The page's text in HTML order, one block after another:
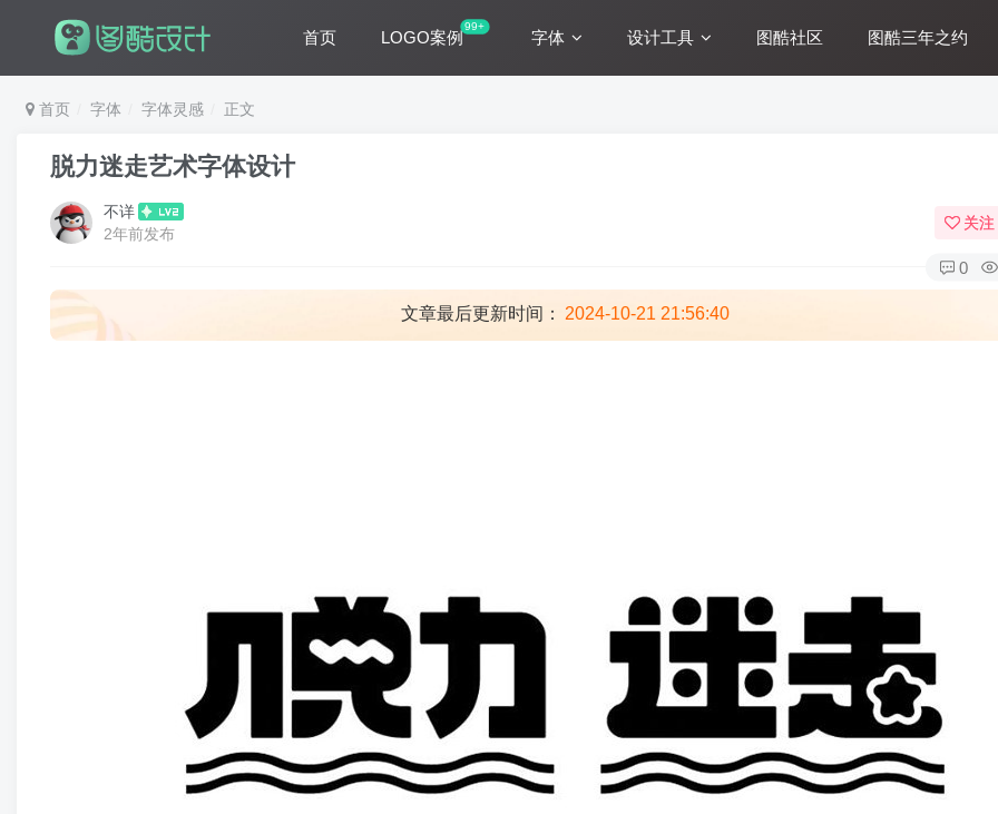
首页 LOGO案例
99+
字体 设计工具 图酷社区 图酷三年之约
首页 字体 字体灵感 正文
脱力迷走艺术字体设计
不详
2年前发布
关注
0
文章最后更新时间： 2024-10-21 21:56:40